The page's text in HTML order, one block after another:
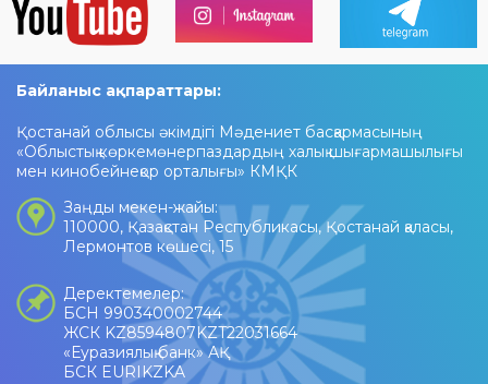
Байланыс ақпараттары:
Қостанай облысы әкімдігі Мәдениет басқармасының
«Облыстық көркемөнерпаздардың халық шығармашылығы
мен кинобейнеқор орталығы» КМҚК
Заңды мекен-жайы:
110000, Қазақстан Республикасы, Қостанай қаласы,
Лермонтов көшесі, 15
Деректемелер:
БСН 990340002744
ЖСК KZ8594807KZT22031664
«Еуразиялық банк» АҚ
БСК EURIKZKA